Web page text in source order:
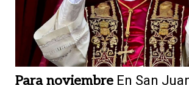
Para noviembre En San